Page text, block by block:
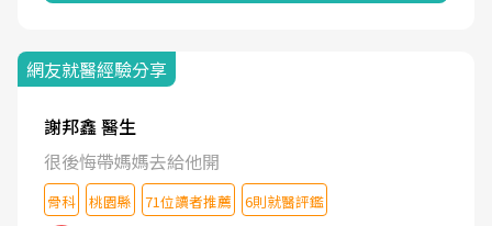
網友就醫經驗分享
謝邦鑫 醫生
很後悔帶媽媽去給他開
骨科 桃園縣 71位讀者推薦 6則就醫評鑑